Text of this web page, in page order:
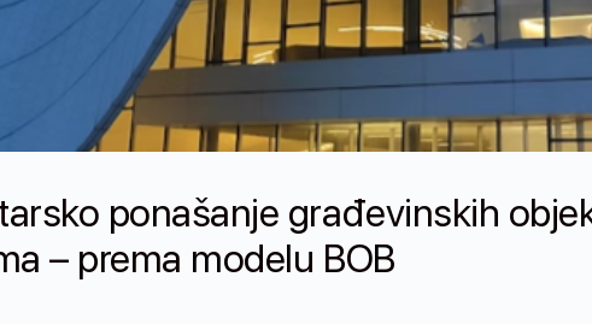
ponašanje građevinskih
– prema modelu BOB